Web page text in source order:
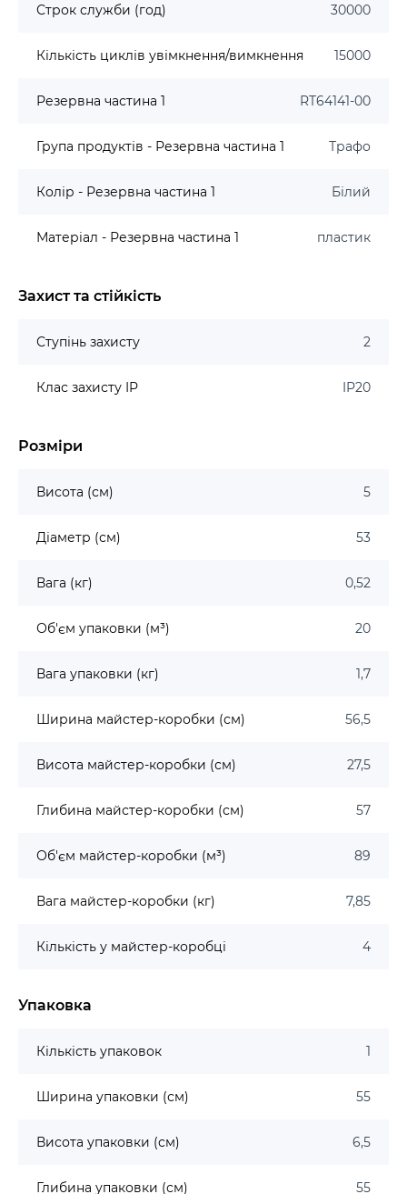
Строк служби (год) 30000
Кількість циклів увімкнення/вимкнення 15000
Резервна частина 1 RT64141-00
Група продуктів - Резервна частина 1 Трафо
Колір - Резервна частина 1 Білий
Матеріал - Резервна частина 1 пластик
Захист та стійкість
Ступінь захисту 2
Клас захисту IP IP20
Розміри
Висота (см) 5
Діаметр (см) 53
Вага (кг) 0,52
Об'єм упаковки (м³) 20
Вага упаковки (кг) 1,7
Ширина майстер-коробки (см) 56,5
Висота майстер-коробки (см) 27,5
Глибина майстер-коробки (см) 57
Об'єм майстер-коробки (м³) 89
Вага майстер-коробки (кг) 7,85
Кількість у майстер-коробці 4
Упаковка
Кількість упаковок 1
Ширина упаковки (см) 55
Висота упаковки (см) 6,5
Глибина упаковки (см) 55